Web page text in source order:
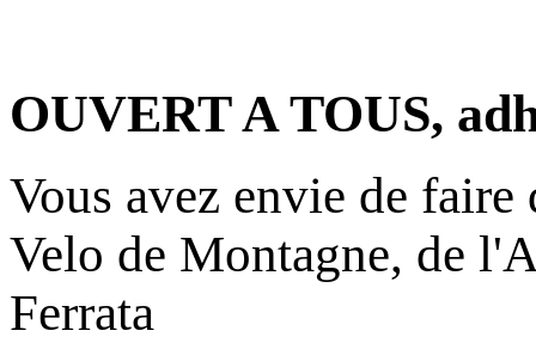
OUVERT A TOUS,
Vous avez envie de faire
Velo de Montagne, de
Ferrata